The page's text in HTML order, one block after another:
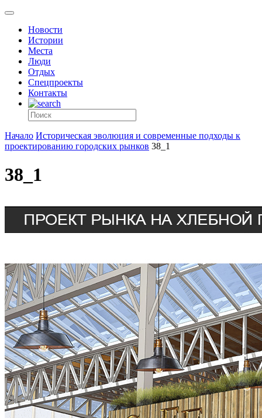
Новости
Истории
Места
Люди
Отдых
Спецпроекты
Контакты
Начало Историческая эволюция и современные подходы к
проектированию городских рынков 38_1
38_1